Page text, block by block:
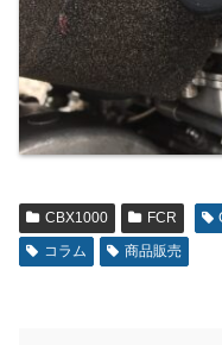
CBX1000 FCR
コラム
商品販売